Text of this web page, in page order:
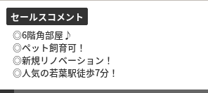
セールスコメント
◎6階角部屋♪
◎ペット飼育可！
◎新規リノベーション！
◎人気の若葉駅徒歩7分！